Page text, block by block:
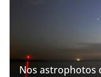
Nos astrophotos